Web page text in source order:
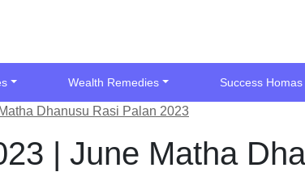
Wealth Remedies Success Homas
Dhanusu Rasi Palan 2023
| June Matha